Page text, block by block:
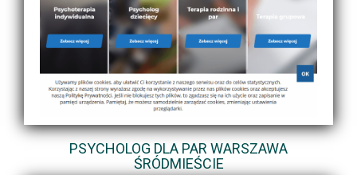
PSYCHOLOG DLA PAR WARSZAWA
ŚRÓDMIEŚCIE